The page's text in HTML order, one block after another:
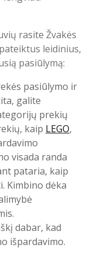
rasite Žvakės
leidinius,
pasiūlymą:
pasiūlymo ir
galite
prekių
kaip LEGO,
visada randa
pataria, kaip
Kimbino dėka
dabar, kad
išpardavimo.